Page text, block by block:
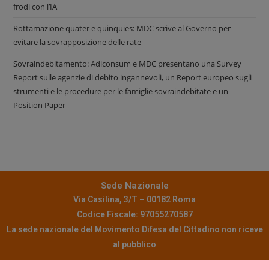
frodi con l’IA
Rottamazione quater e quinquies: MDC scrive al Governo per
evitare la sovrapposizione delle rate
Sovraindebitamento: Adiconsum e MDC presentano una Survey
Report sulle agenzie di debito ingannevoli, un Report europeo sugli
strumenti e le procedure per le famiglie sovraindebitate e un
Position Paper
Sede Nazionale
Via Casilina, 3/T – 00182 Roma
Codice Fiscale: 97055270587
La sede nazionale del Movimento Difesa del Cittadino non riceve
al pubblico